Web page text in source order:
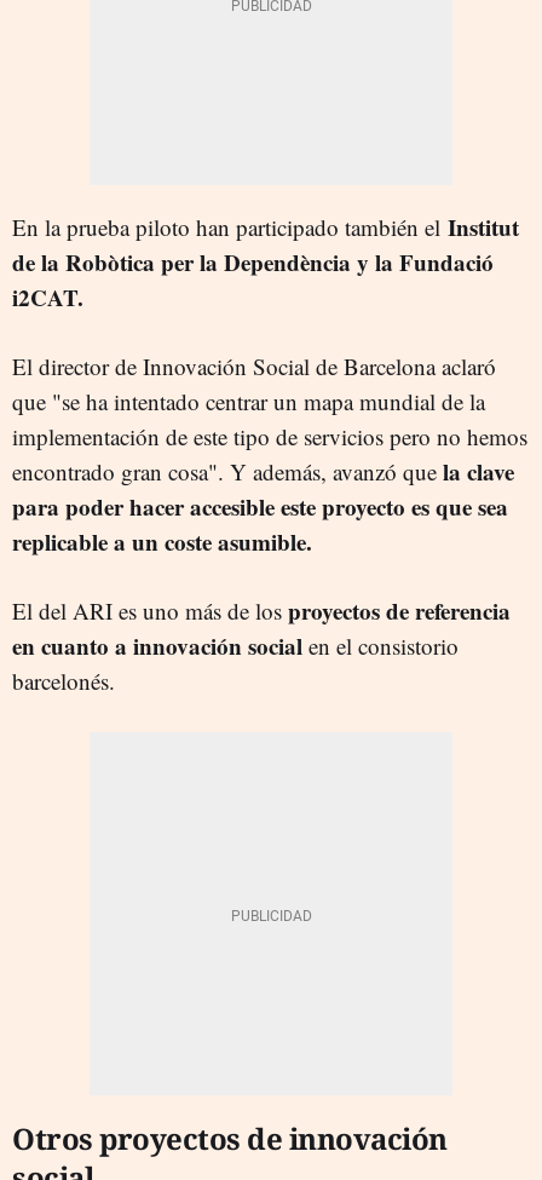
En la prueba piloto han participado también el Institut
de la Robòtica per la Dependència y la Fundació
i2CAT.
El director de Innovación Social de Barcelona aclaró
que "se ha intentado centrar un mapa mundial de la
implementación de este tipo de servicios pero no hemos
encontrado gran cosa". Y además, avanzó que la clave
para poder hacer accesible este proyecto es que sea
replicable a un coste asumible.
El del ARI es uno más de los proyectos de referencia
en cuanto a innovación social en el consistorio
barcelonés.
Otros proyectos de innovación